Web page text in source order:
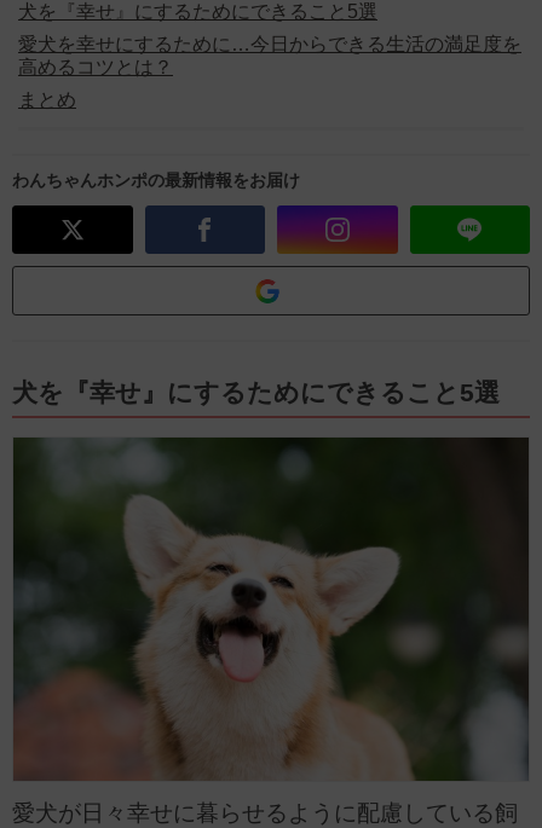
犬を『幸せ』にするためにできること5選
愛犬を幸せにするために…今日からできる生活の満足度を
高めるコツとは？
まとめ
わんちゃんホンポの最新情報をお届け
犬を『幸せ』にするためにできること5選
愛犬が日々幸せに暮らせるように配慮している飼